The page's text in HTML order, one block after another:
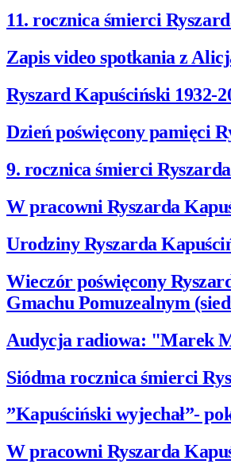
11. rocznica śmierci
Zapis video spotkania z
Ryszard Kapuściński 1932-
Dzień poświęcony pamięci
9. rocznica śmierci
W pracowni Ryszarda
Urodziny Ryszarda
Wieczór poświęcony
Gmachu Pomuzealnym
Audycja radiowa: "Marek
Siódma rocznica śmierci
”Kapuściński wyjechał”-
W pracowni Ryszarda